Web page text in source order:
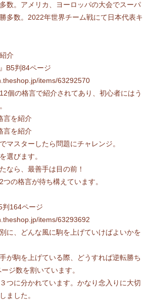
数。アメリカ、ヨーロッパの大会でスーパ
多数。2022年世界チーム戦にて日本代表キ
介
B5判84ページ
items/63292570
個の格言で紹介されてあり、初心者にはう
言を紹介
言を紹介
スターしたら問題にチャレンジ。
選びます。
なら、最善手は目の前！
の格言が待ち構えています。
判164ページ
items/63293692
に、どんな風に駒を上げていけばよいかを
が駒を上げている際、どうすれば逆転勝ち
ジ数を割いています。
つに分かれています。かなり念入りに大切
ました。